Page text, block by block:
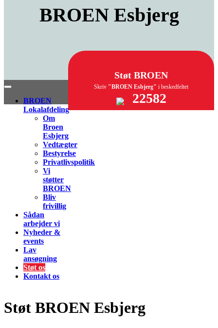
BROENEsbjerg
BROEN
Lokalafdeling
Om
Broen
Esbjerg
Vedtægter
Bestyrelse
Privatlivspolitik
Vi
støtter
BROEN
Bliv
frivillig
Sådan
arbejder vi
Nyheder &
events
Lav
ansøgning
Støt os
Kontakt os
Støt BROEN
Skriv "BROEN Esbjerg" i beskedfeltet
22582
Støt BROEN Esbjerg